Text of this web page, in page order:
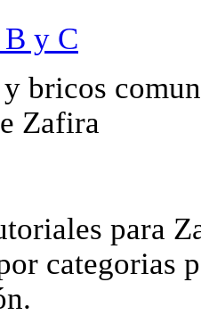
y C
bricos
Zafira
para
categorias